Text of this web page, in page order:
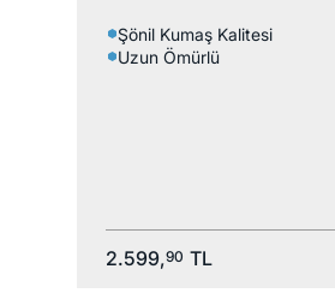
Şönil Kumaş Kalitesi
Uzun Ömürlü
2.599,90 TL